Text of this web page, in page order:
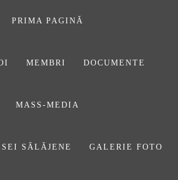
PRIMA PAGINĂ
MEMBRI DOCUMENTE
MASS-MEDIA
SĂLĂJENE GALERIE FOTO
SĂLAJ